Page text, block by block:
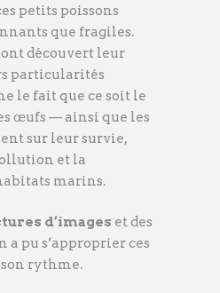
petits poissons
que fragiles.
découvert leur
particularités
le fait que ce soit le
œufs — ainsi que les
sur leur survie,
et la
marins.
d’images et des
a pu s’approprier ces
rythme.